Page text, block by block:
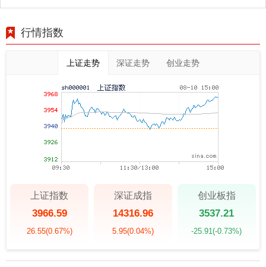
行情指数
上证走势 深证走势 创业走势
上证指数
3966.59
26.55(0.67%)
深证成指
14316.96
5.95(0.04%)
创业板指
3537.21
-25.91(-0.73%)